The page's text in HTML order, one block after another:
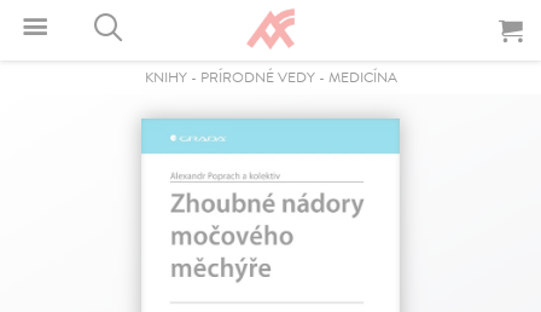
KNIHY- PRÍRODNÉ VEDY- MEDICÍNA